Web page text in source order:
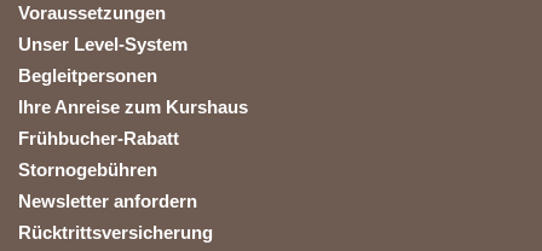
Voraussetzungen
Unser Level-System
Begleitpersonen
Ihre Anreise zum Kurshaus
Frühbucher-Rabatt
Stornogebühren
Newsletter anfordern
Rücktrittsversicherung